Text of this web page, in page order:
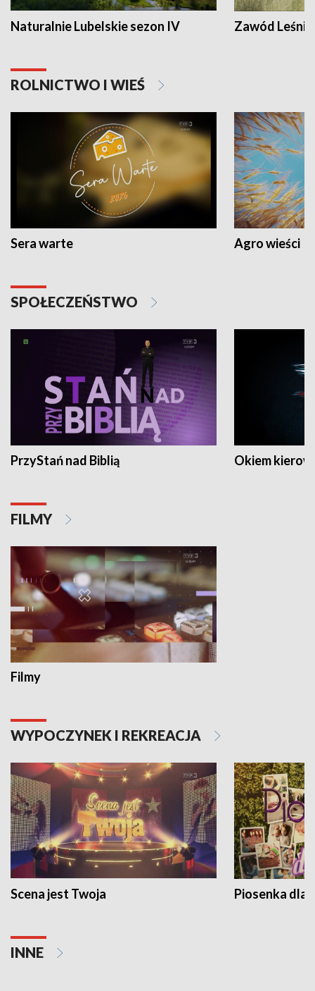
Naturalnie Lubelskie sezon IV Zawód Leśnik
ROLNICTWO I WIEŚ
Sera warte Agro wieści
SPOŁECZEŃSTWO
PrzyStań nad Biblią Okiem
FILMY
Filmy
WYPOCZYNEK I REKREACJA
Scena jest Twoja Piosenka dla
INNE